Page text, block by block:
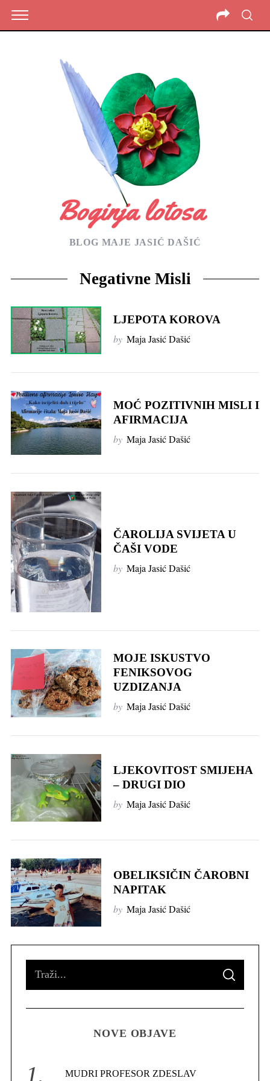
BLOG MAJE JASIĆ DAŠIĆ
Negativne Misli
LJEPOTA KOROVA
by Maja Jasić Dašić
MOĆ POZITIVNIH MISLI I
AFIRMACIJA
by Maja Jasić Dašić
ČAROLIJA SVIJETA U
ČAŠI VODE
by Maja Jasić Dašić
MOJE ISKUSTVO
FENIKSOVOG
UZDIZANJA
by Maja Jasić Dašić
LJEKOVITOST SMIJEHA
– DRUGI DIO
by Maja Jasić Dašić
OBELIKSIČIN ČAROBNI
NAPITAK
by Maja Jasić Dašić
S
A
C
NOVE OBJAVE
MUDRI PROFESOR ZDESLAV